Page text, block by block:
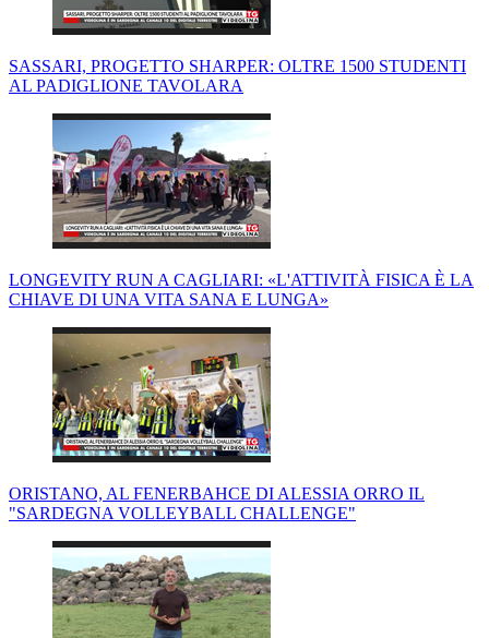
SASSARI, PROGETTO SHARPER: OLTRE 1500 STUDENTI
AL PADIGLIONE TAVOLARA
LONGEVITY RUN A CAGLIARI: «L'ATTIVITÀ FISICA È LA
CHIAVE DI UNA VITA SANA E LUNGA»
ORISTANO, AL FENERBAHCE DI ALESSIA ORRO IL
"SARDEGNA VOLLEYBALL CHALLENGE"